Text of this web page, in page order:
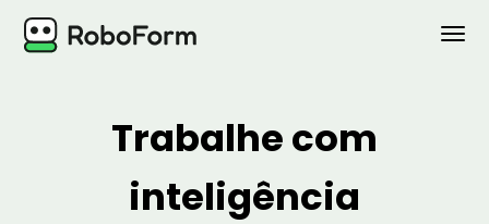
Trabalhe com
inteligência